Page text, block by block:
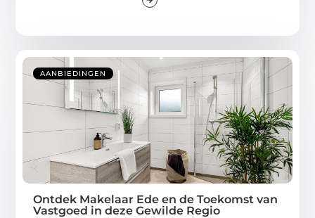
AANBIEDINGEN
Ontdek Makelaar Ede en de Toekomst van
Vastgoed in deze Gewilde Regio